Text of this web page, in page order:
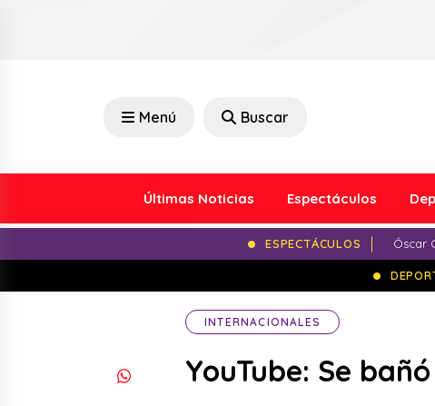
Menú Buscar
Últimas Noticias Espectáculos
ESPECTÁCULOS Óscar
INTERNACIONALES
YouTube: Se